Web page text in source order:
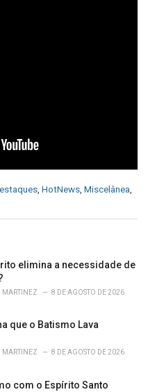
, HotNews, Miscelânea,
elimina a necessidade de
MARTINEZ 8 DE AGOSTO DE 2026
que o Batismo Lava
MARTINEZ 8 DE AGOSTO DE 2026
com o Espírito Santo